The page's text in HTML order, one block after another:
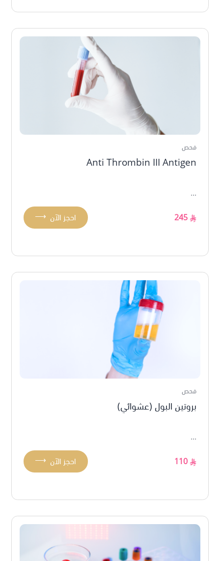
فحص
Anti Thrombin III Antigen
...
245
⟶ احجز الآن
فحص
بروتين البول (عشوائي)
...
110
⟶ احجز الآن